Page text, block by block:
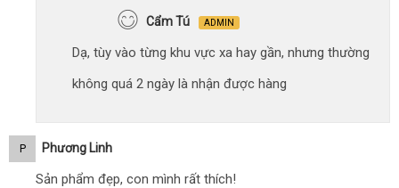
Cẩm Tú ADMIN
Dạ, tùy vào từng khu vực xa hay gần, nhưng thường
không quá 2 ngày là nhận được hàng
P Phương Linh
Sản phẩm đẹp, con mình rất thích!